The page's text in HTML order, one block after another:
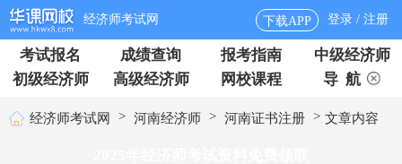
经济师考试网 下载APP 登录 / 注册
考试报名 成绩查询 报考指南
中级经济师
初级经济师
高级经济师 网校课程 导 航
经济师考试网 > 河南经济师 > 河南证书注册 > 文章内容